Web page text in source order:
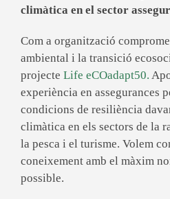
climàtica en el sector
Com a organització
ambiental i la transició
projecte Life eCOadapt50.
experiència en assegurances
condicions de resiliència
climàtica en els sectors de la
la pesca i el turisme. Volem
coneixement amb el màxim
possible.